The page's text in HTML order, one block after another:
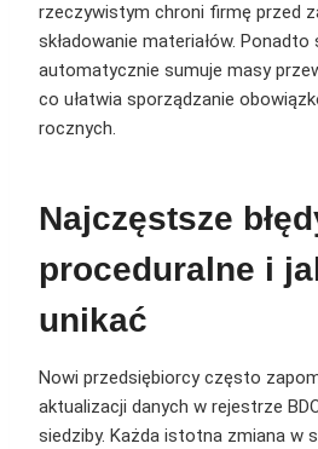
rzeczywistym chroni firmę przed
składowanie materiałów. Ponadto
automatycznie sumuje masy
co ułatwia sporządzanie
rocznych.
Najczęstsze
proceduralne i
unikać
Nowi przedsiębiorcy często
aktualizacji danych w rejestrze
siedziby. Każda istotna zmiana w